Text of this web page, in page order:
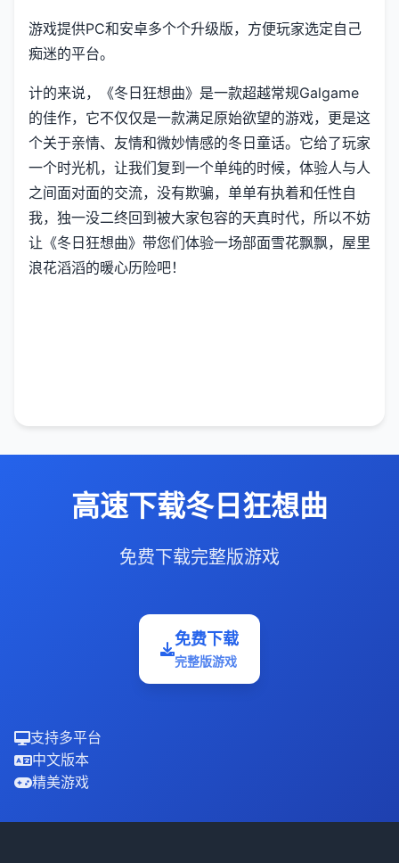
游戏提供PC和安卓多个个升级版，方便玩家选定自己
痴迷的平台。
计的来说，《冬日狂想曲》是一款​​超越常规Galgame
的佳作​​，它不仅仅是一款满足原始欲望的游戏，更是这
个关于亲情、友情和微妙情感的冬日童话。它给了玩家
一个时光机，让我们复到一个单纯的时候，体验人与人
之间面对面的交流，没有欺骗，单单有执着和任性自
我，独一没二终回到被大家包容的天真时代，所以不妨
让《冬日狂想曲》带您们体验一场​​部面雪花飘飘，屋里
浪花滔滔​​的暖心历险吧！
高速下载冬日狂想曲
免费下载完整版游戏
免费下载
完整版游戏
支持多平台
中文版本
精美游戏